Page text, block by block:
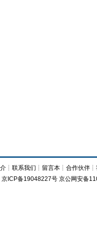
┊联系我们 ┊ 留言本 ┊合作伙伴 ┊
京ICP备19048227号 京公网安备